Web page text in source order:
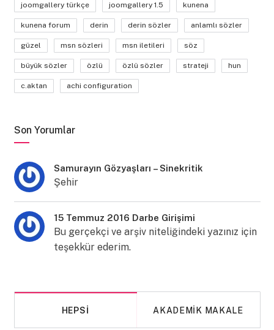
joomgallery türkçe joomgallery 1.5 kunena
kunena forum derin derin sözler anlamlı sözler
güzel msn sözleri msn iletileri söz
büyük sözler özlü özlü sözler strateji hun
c.aktan achi configuration
Son Yorumlar
Samurayın Gözyaşları – Sinekritik
Şehir
15 Temmuz 2016 Darbe Girişimi
Bu gerçekçi ve arşiv niteliğindeki yazınız için
teşekkür ederim.
HEPSI AKADEMIK MAKALE